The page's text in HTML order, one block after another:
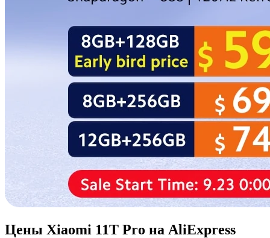
Цены Xiaomi 11T Pro на AliExpress